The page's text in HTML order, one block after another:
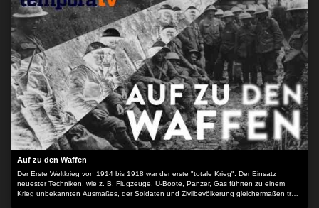
bereitgestellt von: PLAION PICTURES GmbH, Lochhamer Str. 9, 82152
Planegg/München
Auf zu den Waffen
Der Erste Weltkrieg von 1914 bis 1918 war der erste "totale Krieg". Der Einsatz
neuester Techniken, wie z. B. Flugzeuge, U-Boote, Panzer, Gas führten zu einem
Krieg unbekannten Ausmaßes, der Soldaten und Zivilbevölkerung gleichermaßen traf.